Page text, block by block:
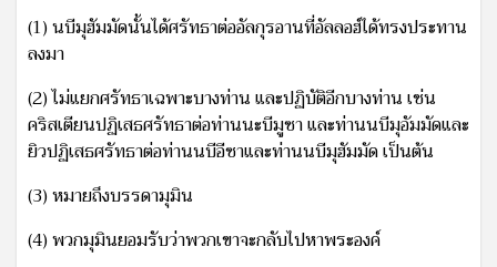
(1) นบีมุฮัมมัดนั้นได้ศรัทธาต่ออัลกุรอานที่อัลลอฮ์ได้ทรงประทาน
ลงมา
(2) ไม่แยกศรัทธาเฉพาะบางท่าน และปฏิบัติอีกบางท่าน เช่น
คริสเตียนปฏิเสธศรัทธาต่อท่านนะบีมูซา และท่านนบีมุอัมมัดและ
ยิวปฏิเสธศรัทธาต่อท่านนบีอีซาและท่านนบีมุฮัมมัด เป็นต้น
(3) หมายถึงบรรดามุมิน
(4) พวกมุมินยอมรับว่าพวกเขาจะกลับไปหาพระองค์